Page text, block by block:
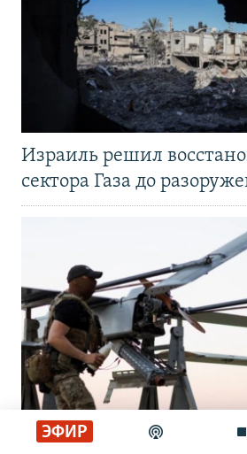
ЭФИР
Израиль решил
сектора Газа до
При атаке